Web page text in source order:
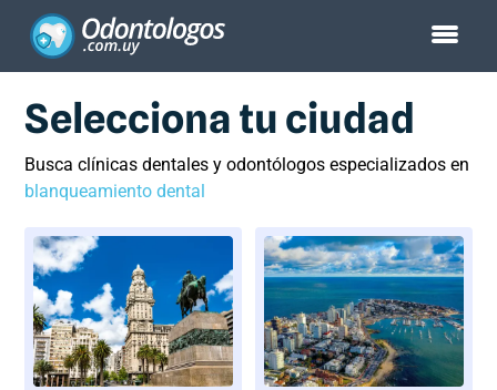
Selecciona tu ciudad
Busca clínicas dentales y odontólogos especializados en
blanqueamiento dental